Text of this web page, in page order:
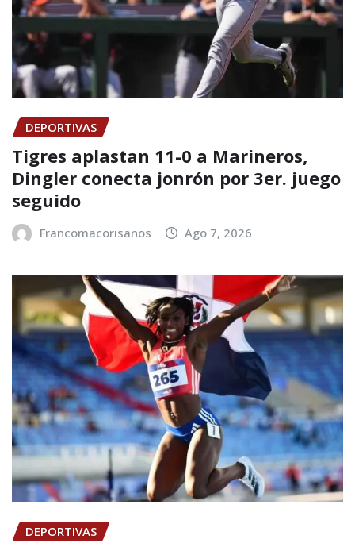
DEPORTIVAS
Tigres aplastan 11-0 a Marineros,
Dingler conecta jonrón por 3er. juego
seguido
Francomacorisanos Ago 7, 2026
DEPORTIVAS